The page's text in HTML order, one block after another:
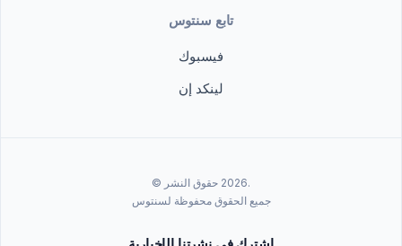
تابع سنتوس
فيسبوك
لينكد إن
.2026 حقوق النشر ©
جميع الحقوق محفوظة لسنتوس